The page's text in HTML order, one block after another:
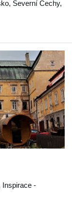
, Severní Čechy,
Inspirace -